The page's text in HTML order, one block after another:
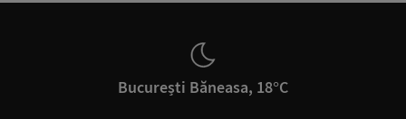
București Băneasa, 18°C